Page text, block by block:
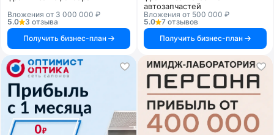
Вложения от 3 000 000 ₽
5.0
3 отзыва
Получить бизнес-план
автозапчастей
Вложения от 500 000 ₽
5.0
7 отзывов
Получить бизнес-план